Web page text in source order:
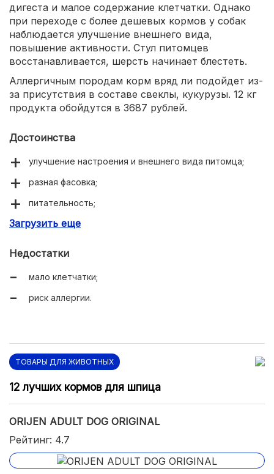
дигеста и малое содержание клетчатки. Однако
при переходе с более дешевых кормов у собак
наблюдается улучшение внешнего вида,
повышение активности. Стул питомцев
восстанавливается, шерсть начинает блестеть.
Аллергичным породам корм вряд ли подойдет из-
за присутствия в составе свеклы, кукурузы. 12 кг
продукта обойдутся в 3687 рублей.
Достоинства
улучшение настроения и внешнего вида питомца;
разная фасовка;
питательность;
большое содержание витаминов.
Загрузить еще
Недостатки
мало клетчатки;
риск аллергии.
ТОВАРЫ ДЛЯ ЖИВОТНЫХ
12 лучших кормов для шпица
ORIJEN ADULT DOG ORIGINAL
Рейтинг: 4.7